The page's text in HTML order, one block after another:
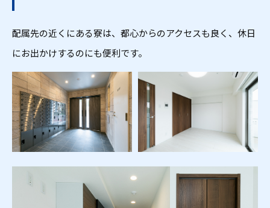
配属先の近くにある寮は、都心からのアクセスも良く、休日
にお出かけするのにも便利です。